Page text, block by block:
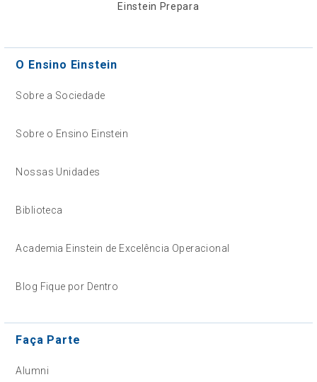
Einstein Prepara
O Ensino Einstein
Sobre a Sociedade
Sobre o Ensino Einstein
Nossas Unidades
Biblioteca
Academia Einstein de Excelência Operacional
Blog Fique por Dentro
Faça Parte
Alumni